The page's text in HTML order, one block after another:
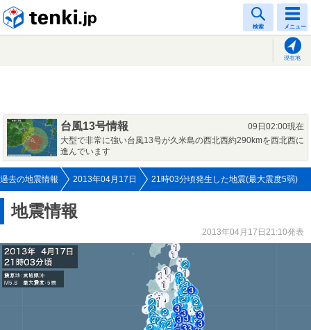
検索 メニュー
現在地
台風13号情報
09日02:00現在
大型で非常に強い台風13号が久米島の西北西約290kmを西北西に
進んでいます
過去の地震情報 2013年04月17日 21時03分頃発生した地震(最大震度5弱)
地震情報
2013年04月17日21:10発表